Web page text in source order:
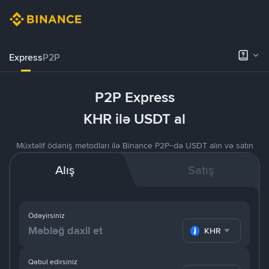
ExpressP2P
P2P Express
KHR ilə USDT al
Müxtəlif ödəniş metodları ilə Binance P2P-də USDT alın və satın
Alış Satış
Ödəyirsiniz
KHR
Qəbul edirsiniz